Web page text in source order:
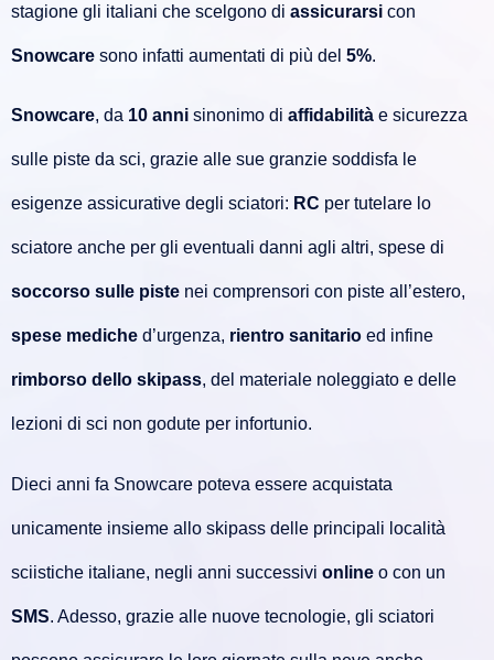
stagione gli italiani che scelgono di assicurarsi con
Snowcare sono infatti aumentati di più del 5%.
Snowcare, da 10 anni sinonimo di affidabilità e sicurezza
sulle piste da sci, grazie alle sue granzie soddisfa le
esigenze assicurative degli sciatori: RC per tutelare lo
sciatore anche per gli eventuali danni agli altri, spese di
soccorso sulle piste nei comprensori con piste all’estero,
spese mediche d’urgenza, rientro sanitario ed infine
rimborso dello skipass, del materiale noleggiato e delle
lezioni di sci non godute per infortunio.
Dieci anni fa Snowcare poteva essere acquistata
unicamente insieme allo skipass delle principali località
sciistiche italiane, negli anni successivi online o con un
SMS. Adesso, grazie alle nuove tecnologie, gli sciatori